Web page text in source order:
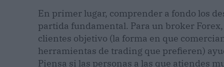
En primer lugar, comprender a fondo los
partida fundamental. Para un broker
clientes objetivo (la forma en que
herramientas de trading que prefieren)
Piensa si las personas a las que atiendes